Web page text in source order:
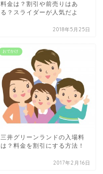
料金は？割引や前売りはあ
る？スライダーが人気だよ
2018年5月25日
おでかけ
三井グリーンランドの入場料
は？料金を割引にする方法！
2017年2月16日